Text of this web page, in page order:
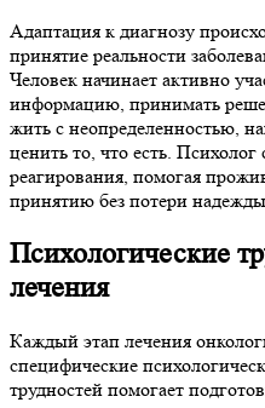
Адаптация к диагнозу
принятие реальности
Человек начинает активно
информацию, принимать
жить с неопределенностью,
ценить то, что есть.
реагирования, помогая
принятию без потери
Психологические
лечения
Каждый этап лечения
специфические
трудностей помогает